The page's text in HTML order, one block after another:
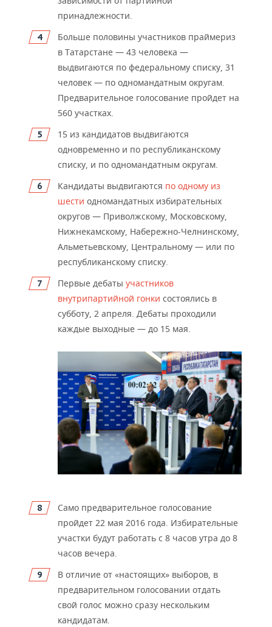
принадлежности.
Больше половины участников праймериз
в Татарстане — 43 человека —
выдвигаются по федеральному списку, 31
человек — по одномандатным округам.
Предварительное голосование пройдет на
560 участках.
15 из кандидатов выдвигаются
одновременно и по республиканскому
списку, и по одномандатным округам.
Кандидаты выдвигаются по одному из
шести одномандатных избирательных
округов — Приволжскому, Московскому,
Нижнекамскому, Набережно-Челнинскому,
Альметьевскому, Центральному — или по
республиканскому списку.
Первые дебаты участников
внутрипартийной гонки состоялись в
субботу, 2 апреля. Дебаты проходили
каждые выходные — до 15 мая.
Само предварительное голосование
пройдет 22 мая 2016 года. Избирательные
участки будут работать с 8 часов утра до 8
часов вечера.
В отличие от «настоящих» выборов, в
предварительном голосовании отдать
свой голос можно сразу нескольким
кандидатам.